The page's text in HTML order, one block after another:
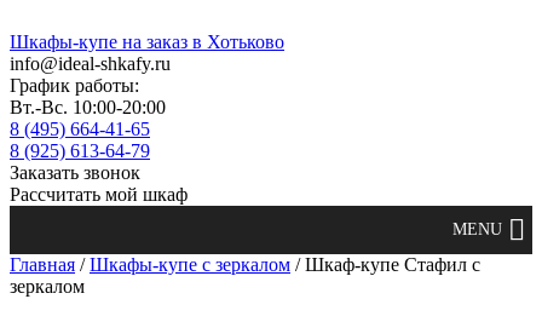
Шкафы-купе на заказ в Хотьково
info@ideal-shkafy.ru
График работы:
Вт.-Вс. 10:00-20:00
8 (495) 664-41-65
8 (925) 613-64-79
Заказать звонок
Рассчитать мой шкаф
Главная /Шкафы-купе с зеркалом / Шкаф-купе Стафил с
зеркалом